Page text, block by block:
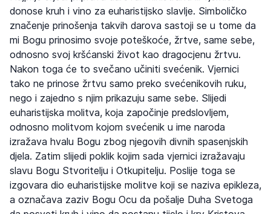
donose kruh i vino za euharistijsko slavlje. Simboličko
značenje prinošenja takvih darova sastoji se u tome da
mi Bogu prinosimo svoje poteškoće, žrtve, same sebe,
odnosno svoj kršćanski život kao dragocjenu žrtvu.
Nakon toga će to svečano učiniti svećenik. Vjernici
tako ne prinose žrtvu samo preko svećenikovih ruku,
nego i zajedno s njim prikazuju same sebe. Slijedi
euharistijska molitva, koja započinje predslovljem,
odnosno molitvom kojom svećenik u ime naroda
izražava hvalu Bogu zbog njegovih divnih spasenjskih
djela. Zatim slijedi poklik kojim sada vjernici izražavaju
slavu Bogu Stvoritelju i Otkupitelju. Poslije toga se
izgovara dio euharistijske molitve koji se naziva epikleza,
a označava zaziv Bogu Ocu da pošalje Duha Svetoga